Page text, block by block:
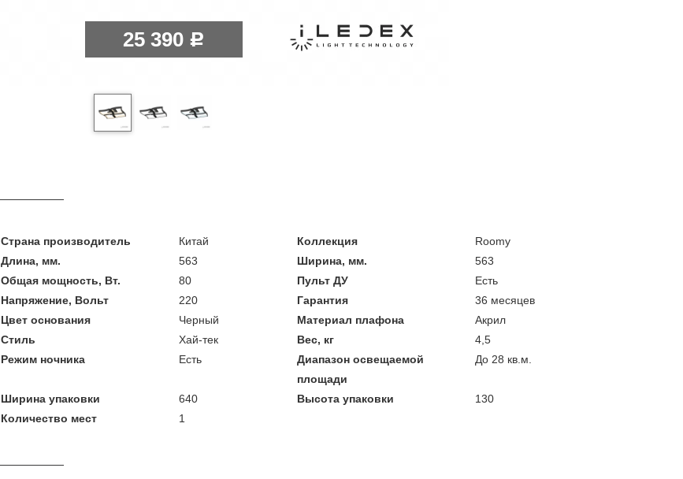
25 390 Р
Страна производитель Китай Коллекция
Roomy
Длина, мм. 563 Ширина, мм.
563
Общая мощность, Вт. 80 Пульт ДУ
Есть
Напряжение, Вольт 220 Гарантия
36 месяцев
Цвет основания Черный Материал плафона
Акрил
Стиль Хай-тек Вес, кг
4,5
Режим ночника Есть
Диапазон освещаемой
площади
До 28 кв.м.
Ширина упаковки 640 Высота упаковки
130
Количество мест 1